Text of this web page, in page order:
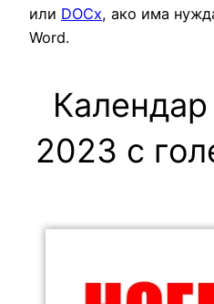
или DOCx, ако има
Word.
2023 с